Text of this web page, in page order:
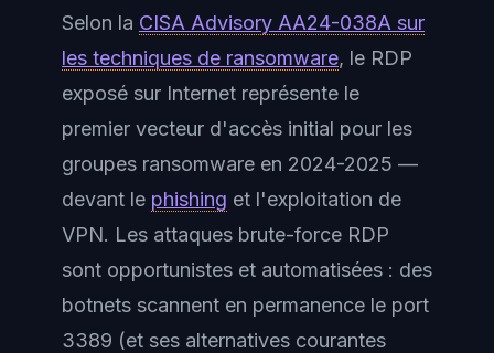
Selon la CISA Advisory AA24-038A sur
les techniques de ransomware, le RDP
exposé sur Internet représente le
premier vecteur d'accès initial pour les
groupes ransomware en 2024-2025 —
devant le phishing et l'exploitation de
VPN. Les attaques brute-force RDP
sont opportunistes et automatisées : des
botnets scannent en permanence le port
3389 (et ses alternatives courantes